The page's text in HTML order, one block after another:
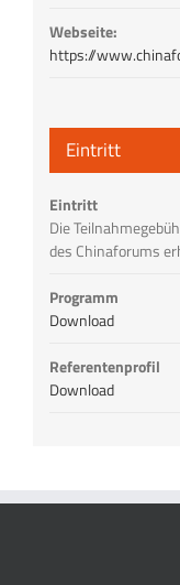
Webseite:
https://
Eintritt
Eintritt
Die
des Chinaforums
Programm
Download
Referentenprofil
Download